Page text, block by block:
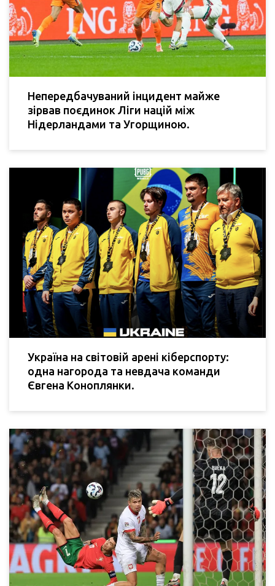
Непередбачуваний інцидент майже
зірвав поєдинок Ліги націй між
Нідерландами та Угорщиною.
Україна на світовій арені кіберспорту:
одна нагорода та невдача команди
Євгена Коноплянки.